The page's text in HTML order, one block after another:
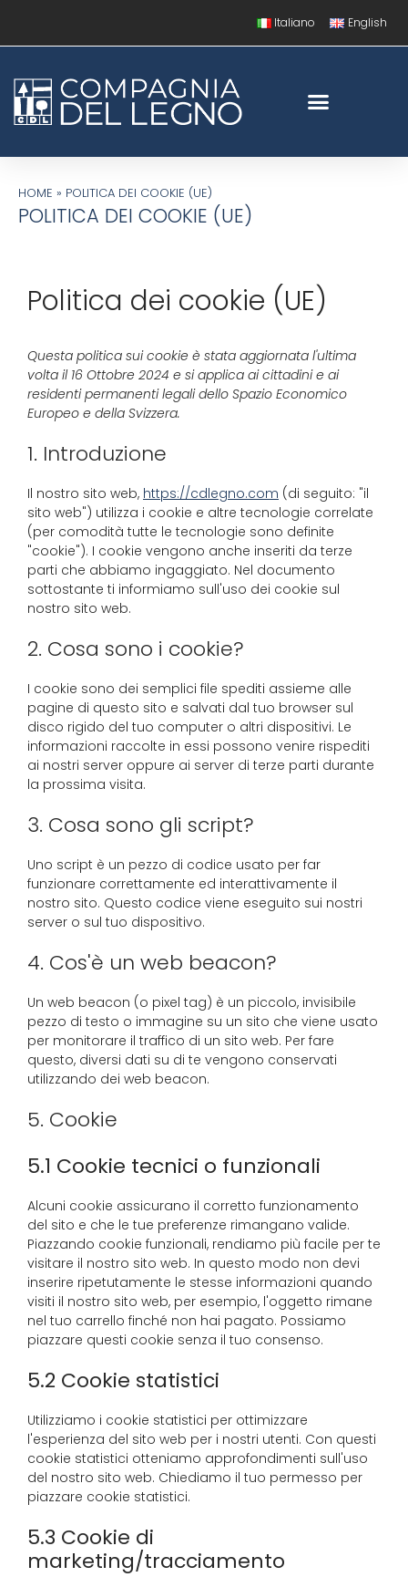
Italiano English
HOME » POLITICA DEI COOKIE (UE)
POLITICA DEI COOKIE (UE)
Politica dei cookie (UE)
Questa politica sui cookie è stata aggiornata l'ultima
volta il 16 Ottobre 2024 e si applica ai cittadini e ai
residenti permanenti legali dello Spazio Economico
Europeo e della Svizzera.
1. Introduzione
Il nostro sito web, https://cdlegno.com (di seguito: "il
sito web") utilizza i cookie e altre tecnologie correlate
(per comodità tutte le tecnologie sono definite
"cookie"). I cookie vengono anche inseriti da terze
parti che abbiamo ingaggiato. Nel documento
sottostante ti informiamo sull'uso dei cookie sul
nostro sito web.
2. Cosa sono i cookie?
I cookie sono dei semplici file spediti assieme alle
pagine di questo sito e salvati dal tuo browser sul
disco rigido del tuo computer o altri dispositivi. Le
informazioni raccolte in essi possono venire rispediti
ai nostri server oppure ai server di terze parti durante
la prossima visita.
3. Cosa sono gli script?
Uno script è un pezzo di codice usato per far
funzionare correttamente ed interattivamente il
nostro sito. Questo codice viene eseguito sui nostri
server o sul tuo dispositivo.
4. Cos'è un web beacon?
Un web beacon (o pixel tag) è un piccolo, invisibile
pezzo di testo o immagine su un sito che viene usato
per monitorare il traffico di un sito web. Per fare
questo, diversi dati su di te vengono conservati
utilizzando dei web beacon.
5. Cookie
5.1 Cookie tecnici o funzionali
Alcuni cookie assicurano il corretto funzionamento
del sito e che le tue preferenze rimangano valide.
Piazzando cookie funzionali, rendiamo più facile per te
visitare il nostro sito web. In questo modo non devi
inserire ripetutamente le stesse informazioni quando
visiti il nostro sito web, per esempio, l'oggetto rimane
nel tuo carrello finché non hai pagato. Possiamo
piazzare questi cookie senza il tuo consenso.
5.2 Cookie statistici
Utilizziamo i cookie statistici per ottimizzare
l'esperienza del sito web per i nostri utenti. Con questi
cookie statistici otteniamo approfondimenti sull'uso
del nostro sito web. Chiediamo il tuo permesso per
piazzare cookie statistici.
5.3 Cookie di
marketing/tracciamento